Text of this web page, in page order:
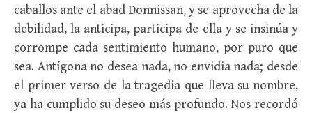
caballos ante el abad Donnissan, y se aprovecha de la
debilidad, la anticipa, participa de ella y se insinúa y
corrompe cada sentimiento humano, por puro que
sea. Antígona no desea nada, no envidia nada; desde
el primer verso de la tragedia que lleva su nombre,
ya ha cumplido su deseo más profundo. Nos recordó